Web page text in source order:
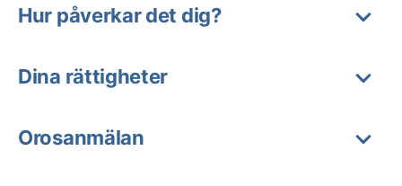
Hur påverkar det dig?
Dina rättigheter
Orosanmälan